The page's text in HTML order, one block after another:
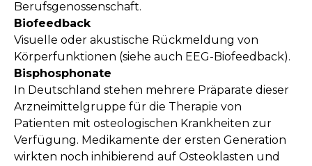
Berufsgenossenschaft.
Biofeedback
Visuelle oder akustische Rückmeldung von
Körperfunktionen (siehe auch EEG-Biofeedback).
Bisphosphonate
In Deutschland stehen mehrere Präparate dieser
Arzneimittelgruppe für die Therapie von
Patienten mit osteologischen Krankheiten zur
Verfügung. Medikamente der ersten Generation
wirkten noch inhibierend auf Osteoklasten und